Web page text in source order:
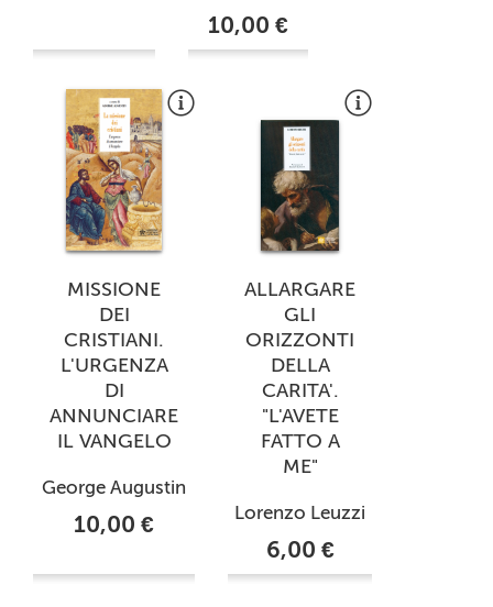
10,00 €
MISSIONE
DEI
CRISTIANI.
L'URGENZA
DI
ANNUNCIARE
IL VANGELO
George Augustin
10,00 €
ALLARGARE
GLI
ORIZZONTI
DELLA
CARITA'.
"L'AVETE
FATTO A
ME"
Lorenzo Leuzzi
6,00 €